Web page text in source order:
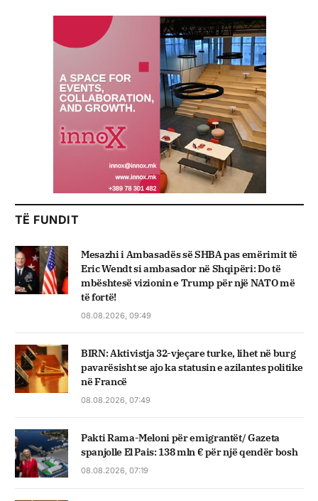
TË FUNDIT
Mesazhi i Ambasadës së SHBA pas emërimit të
Eric Wendt si ambasador në Shqipëri: Do të
mbështesë vizionin e Trump për një NATO më
të fortë!
08.08.2026, 09:49
BIRN: Aktivistja 32-vjeçare turke, lihet në burg
pavarësisht se ajo ka statusin e azilantes politike
në Francë
08.08.2026, 07:49
Pakti Rama-Meloni për emigrantët/ Gazeta
spanjolle El Pais: 138 mln € për një qendër bosh
08.08.2026, 07:19